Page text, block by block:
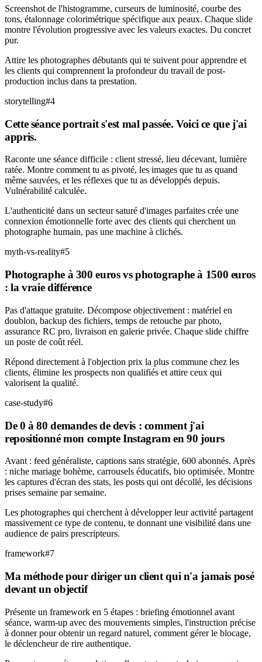
Screenshot de l'histogramme, curseurs de luminosité, courbe des
tons, étalonnage colorimétrique spécifique aux peaux. Chaque slide
montre l'évolution progressive avec les valeurs exactes. Du concret
pur.
Attire les photographes débutants qui te suivent pour apprendre et
les clients qui comprennent la profondeur du travail de post-
production inclus dans ta prestation.
storytelling#4
Cette séance portrait s'est mal passée. Voici ce que j'ai
appris.
Raconte une séance difficile : client stressé, lieu décevant, lumière
ratée. Montre comment tu as pivoté, les images que tu as quand
même sauvées, et les réflexes que tu as développés depuis.
Vulnérabilité calculée.
L'authenticité dans un secteur saturé d'images parfaites crée une
connexion émotionnelle forte avec des clients qui cherchent un
photographe humain, pas une machine à clichés.
myth-vs-reality#5
Photographe à 300 euros vs photographe à 1500 euros
: la vraie différence
Pas d'attaque gratuite. Décompose objectivement : matériel en
doublon, backup des fichiers, temps de retouche par photo,
assurance RC pro, livraison en galerie privée. Chaque slide chiffre
un poste de coût réel.
Répond directement à l'objection prix la plus commune chez les
clients, élimine les prospects non qualifiés et attire ceux qui
valorisent la qualité.
case-study#6
De 0 à 80 demandes de devis : comment j'ai
repositionné mon compte Instagram en 90 jours
Avant : feed généraliste, captions sans stratégie, 600 abonnés. Après
: niche mariage bohème, carrousels éducatifs, bio optimisée. Montre
les captures d'écran des stats, les posts qui ont décollé, les décisions
prises semaine par semaine.
Les photographes qui cherchent à développer leur activité partagent
massivement ce type de contenu, te donnant une visibilité dans une
audience de pairs prescripteurs.
framework#7
Ma méthode pour diriger un client qui n'a jamais posé
devant un objectif
Présente un framework en 5 étapes : briefing émotionnel avant
séance, warm-up avec des mouvements simples, l'instruction précise
à donner pour obtenir un regard naturel, comment gérer le blocage,
le déclencheur de rire authentique.